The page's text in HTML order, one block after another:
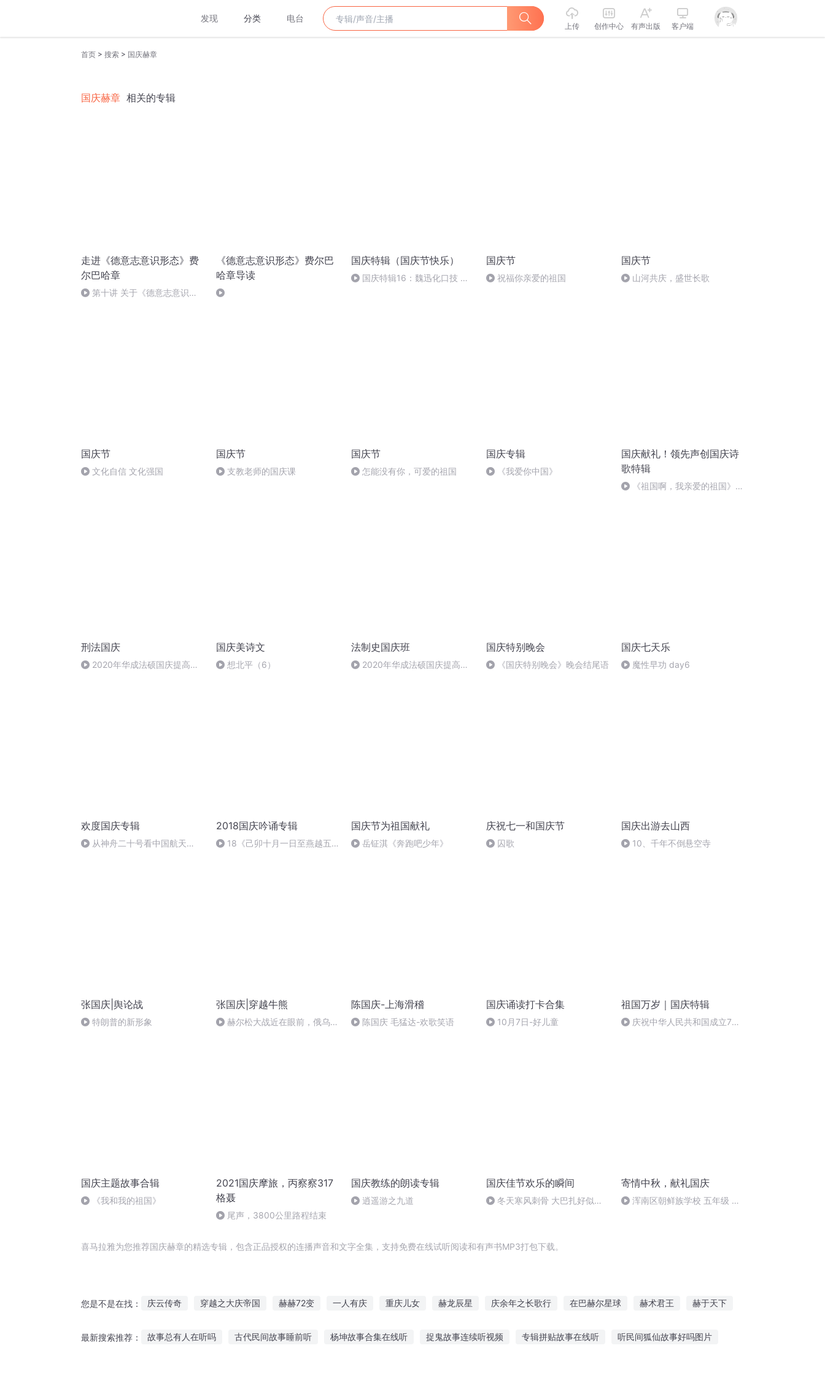
发现 分类 电台
上传 创作中心 有声出版 客户端
首页 > 搜索 > 国庆赫章
国庆赫章 相关的专辑
走进《德意志意识形态》费
尔巴哈章
第十讲 关于《德意志意识形
《德意志意识形态》费尔巴
哈章导读
国庆特辑（国庆节快乐）
国庆特辑16：魏迅化口技 二
国庆节
祝福你亲爱的祖国
国庆节
山河共庆，盛世长歌
国庆节
文化自信 文化强国
国庆节
支教老师的国庆课
国庆节
怎能没有你，可爱的祖国
国庆专辑
《我爱你中国》
国庆献礼！领先声创国庆诗
歌特辑
《祖国啊，我亲爱的祖国》温
刑法国庆
2020年华成法硕国庆提高班
国庆美诗文
想北平（6）
法制史国庆班
2020年华成法硕国庆提高班
国庆特别晚会
《国庆特别晚会》晚会结尾语
国庆七天乐
魔性早功 day6
欢度国庆专辑
从神舟二十号看中国航天
2018国庆吟诵专辑
18《己卯十月一日至燕越五
国庆节为祖国献礼
岳钲淇《奔跑吧少年》
庆祝七一和国庆节
囚歌
国庆出游去山西
10、千年不倒悬空寺
张国庆|舆论战
特朗普的新形象
张国庆|穿越牛熊
赫尔松大战近在眼前，俄乌冲
陈国庆-上海滑稽
陈国庆 毛猛达-欢歌笑语
国庆诵读打卡合集
10月7日-好儿童
祖国万岁｜国庆特辑
庆祝中华人民共和国成立73
国庆主题故事合辑
《我和我的祖国》
2021国庆摩旅，丙察察317
格聂
尾声，3800公里路程结束
国庆教练的朗读专辑
逍遥游之九道
国庆佳节欢乐的瞬间
冬天寒风刺骨 大巴扎好似温
寄情中秋，献礼国庆
浑南区朝鲜族学校 五年级 孙
喜马拉雅为您推荐国庆赫章的精选专辑，包含正品授权的连播声音和文字全集，支持免费在线试听阅读和有声书MP3打包下载。
您是不是在找： 庆云传奇 穿越之大庆帝国 赫赫72变 一人有庆 重庆儿女 赫龙辰星 庆余年之长歌行 在巴赫尔星球 赫术君王 赫于天下
最新搜索推荐： 故事总有人在听吗 古代民间故事睡前听 杨坤故事合集在线听 捉鬼故事连续听视频 专辑拼贴故事在线听 听民间狐仙故事好吗图片